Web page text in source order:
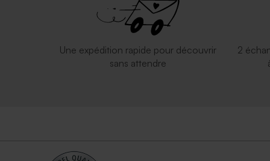
Une expédition rapide pour découvrir
sans attendre
2